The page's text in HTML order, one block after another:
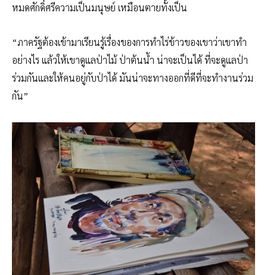
หมดศักดิ์ศรีความเป็นมนุษย์ เหมือนตายทั้งเป็น
“ภาครัฐต้องเข้ามาเรียนรู้เรื่องของการทำไร่ข้าวของเขาว่าเขาทำ
อย่างไร แล้วให้เขาดูแลป่าไม้ ป่าต้นน้ำ น่าจะเป็นได้ ที่จะดูแลป่า
ร่วมกันและให้คนอยู่กับป่าได้ มันน่าจะทางออกที่ดีที่จะทำงานร่วม
กัน”